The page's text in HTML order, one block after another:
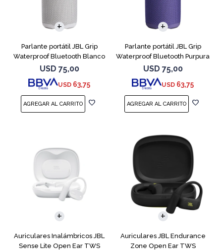
Parlante portátil JBL Grip
Waterproof Bluetooth Blanco
USD 75,00
USD 63,75
Parlante portátil JBL Grip
Waterproof Bluetooth Purpura
USD 75,00
USD 63,75
Auriculares Inalámbricos JBL
Sense Lite Open Ear TWS
Auriculares JBL Endurance
Zone Open Ear TWS